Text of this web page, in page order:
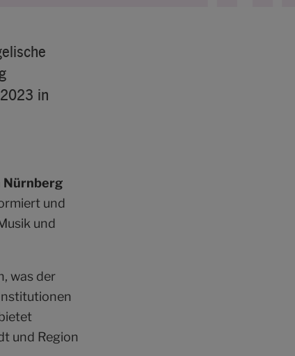
in
Nürnberg
und
und
was der
und Region